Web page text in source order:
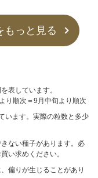
もっと見る
表しています。
り順次＝9月中旬より順次
います。実際の粒数と多少
ない種子があります。必
い求めください。
偏りが生じることがあり